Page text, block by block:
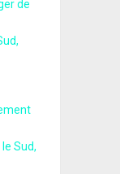
de
Sud,